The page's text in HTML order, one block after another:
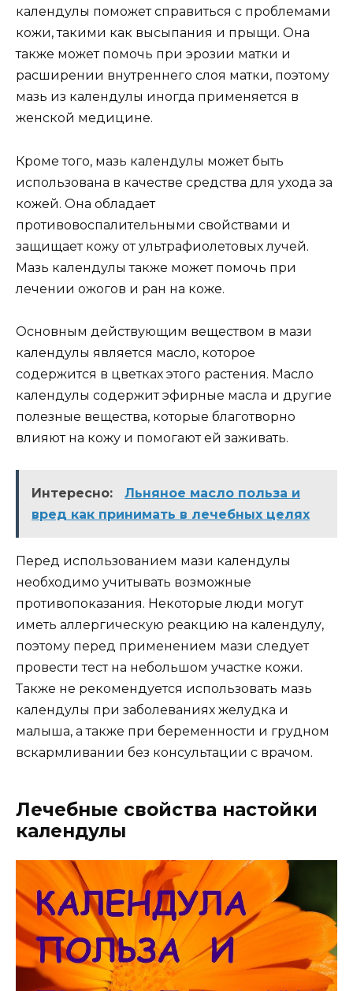
календулы поможет справиться с проблемами
кожи, такими как высыпания и прыщи. Она
также может помочь при эрозии матки и
расширении внутреннего слоя матки, поэтому
мазь из календулы иногда применяется в
женской медицине.
Кроме того, мазь календулы может быть
использована в качестве средства для ухода за
кожей. Она обладает
противовоспалительными свойствами и
защищает кожу от ультрафиолетовых лучей.
Мазь календулы также может помочь при
лечении ожогов и ран на коже.
Основным действующим веществом в мази
календулы является масло, которое
содержится в цветках этого растения. Масло
календулы содержит эфирные масла и другие
полезные вещества, которые благотворно
влияют на кожу и помогают ей заживать.
Интересно:
Льняное масло польза и
вред как принимать в лечебных целях
Перед использованием мази календулы
необходимо учитывать возможные
противопоказания. Некоторые люди могут
иметь аллергическую реакцию на календулу,
поэтому перед применением мази следует
провести тест на небольшом участке кожи.
Также не рекомендуется использовать мазь
календулы при заболеваниях желудка и
малыша, а также при беременности и грудном
вскармливании без консультации с врачом.
Лечебные свойства настойки
календулы